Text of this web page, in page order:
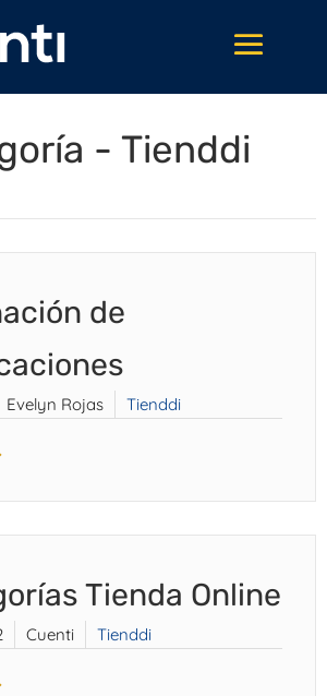
- Tienddi
de
Evelyn Rojas Tienddi
Tienda Online
Cuenti Tienddi